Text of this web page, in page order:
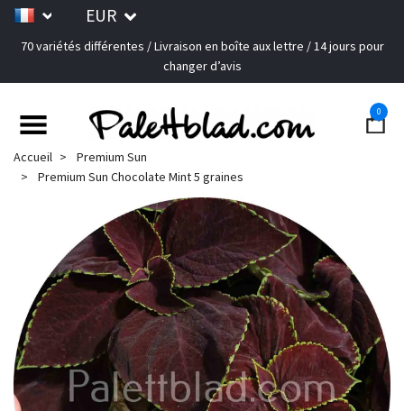
EUR
70 variétés différentes / Livraison en boîte aux lettre / 14 jours pour
changer d’avis
0
Accueil
Premium Sun
Premium Sun Chocolate Mint 5 graines